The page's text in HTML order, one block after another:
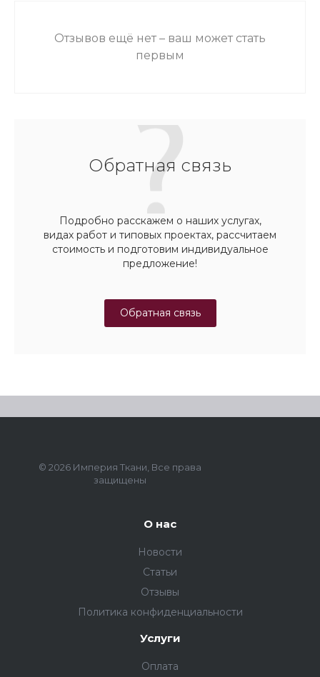
Отзывов ещё нет – ваш может стать
первым
Обратная связь
Подробно расскажем о наших услугах,
видах работ и типовых проектах, рассчитаем
стоимость и подготовим индивидуальное
предложение!
Обратная связь
© 2026 Империя Ткани, Все права
защищены
О нас
Новости
Статьи
Отзывы
Политика конфиденциальности
Услуги
Оплата